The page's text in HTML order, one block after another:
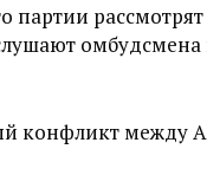
партии
конфликт между